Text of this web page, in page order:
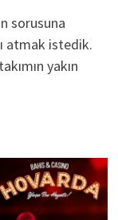
sorusuna
atmak istedik.
yakın